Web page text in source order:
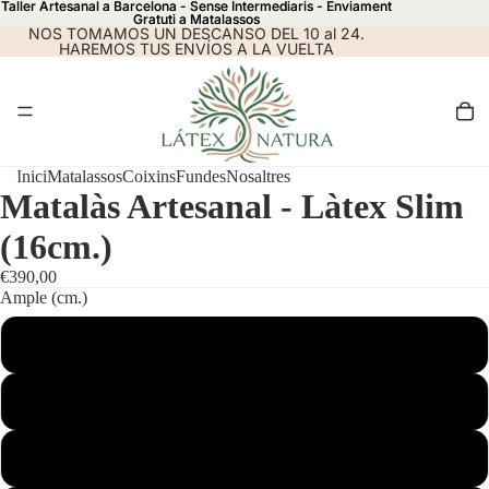
Taller Artesanal a Barcelona - Sense Intermediaris - Enviament
Gratuti a Matalassos
Taller Artesanal a Barcelona - Sense Intermediaris - Enviament
Gratuti a Matalassos
NOS TOMAMOS UN DESCANSO DEL 10 al 24.
HAREMOS TUS ENVÍOS A LA VUELTA
IniciMatalassosCoixinsFundesNosaltres
Matalàs Artesanal - Làtex Slim
(16cm.)
€390,00
Ample (cm.)